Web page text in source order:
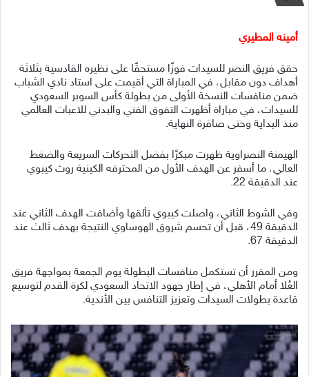
أمينه المطيري
حقق فريق النصر للسيدات فوزًا مستحقًا على نظيره القادسية بثلاثة
أهداف دون مقابل، في المباراة التي أقيمت على استاد نادي الشباب
ضمن منافسات النسخة الأولى من بطولة كأس السوبر السعودي
للسيدات، في مباراة أظهرت التفوق الفني والبدني للاعبات العالمي
منذ البداية وحتى صافرة النهاية.
الهيمنة النصراوية ظهرت مبكرًا بفضل التحركات السريعة والضغط
العالي، ما أسفر عن الهدف الأول من المحترفه الكينية روث كيبوي
عند الدقيقة 22.
وفي الشوط الثاني، واصلت كيبوي تألقها وأضافت الهدف الثاني عند
الدقيقة 49، قبل أن تحسم شروق الهوساوي النتيجة بهدف ثالث عند
الدقيقة 67.
ومن المقرر أن تستكمل منافسات البطولة يوم الجمعة بمواجهة فريق
العُلا أمام الأهلي، في إطار جهود الاتحاد السعودي لكرة القدم لتوسيع
قاعدة بطولات السيدات وتعزيز التنافس بين الأندية.